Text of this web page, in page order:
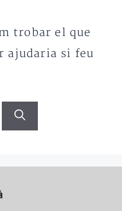
trobar el que
ajudaria si feu